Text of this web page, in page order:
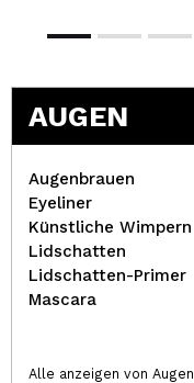
AUGEN
Augenbrauen
Eyeliner
Künstliche Wimpern
Lidschatten
Lidschatten-Primer
Mascara
Alle anzeigen von Augen